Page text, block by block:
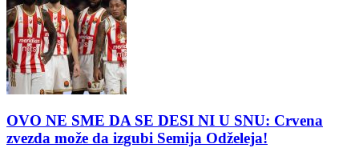
OVO NE SME DA SE DESI NI U SNU: Crvena
zvezda može da izgubi Semija Odželeja!